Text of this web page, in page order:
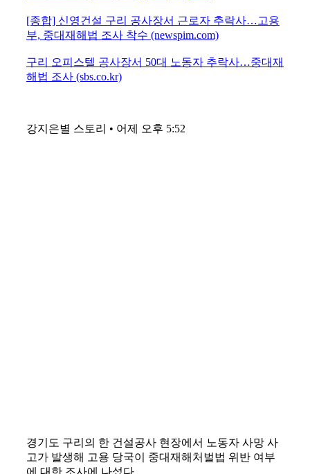
[종합] 신영건설 구리 공사장서 근로자 추락사…고용
부, 중대재해법 조사 착수 (newspim.com)
구리 오피스텔 공사장서 50대 노동자 추락사…중대재
해법 조사 (sbs.co.kr)
강지은별 스토리 • 어제 오후 5:52
경기도 구리의 한 건설공사 현장에서 노동자 사망 사
고가 발생해 고용 당국이 중대재해처벌법 위반 여부
에 대한 조사에 나섰다.